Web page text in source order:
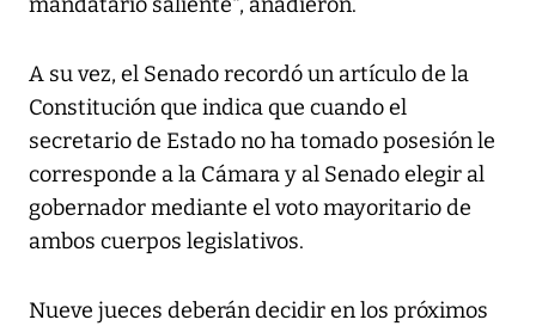
mandatario saliente", añadieron.
A su vez, el Senado recordó un artículo de la
Constitución que indica que cuando el
secretario de Estado no ha tomado posesión le
corresponde a la Cámara y al Senado elegir al
gobernador mediante el voto mayoritario de
ambos cuerpos legislativos.
Nueve jueces deberán decidir en los próximos